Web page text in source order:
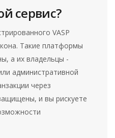
сервис?
VASP
Такие платформы
а их владельцы -
административной
через
и вы рискуете